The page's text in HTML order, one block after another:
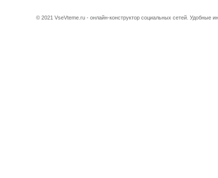
© 2021 VseVteme.ru - онлайн-конструктор социальных сетей. Удобные